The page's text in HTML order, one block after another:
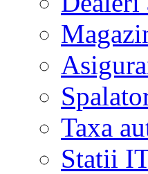
Taxa
Statii